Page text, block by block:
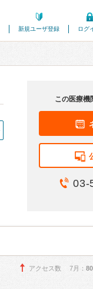
新規ユーザ登録 ログ
この医療機
03-
アクセス数 7月：